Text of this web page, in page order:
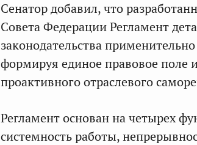
Сенатор добавил, что
Совета Федерации Регламент
законодательства
формируя единое правовое поле
проактивного отраслевого
Регламент основан на четырех
системность работы,